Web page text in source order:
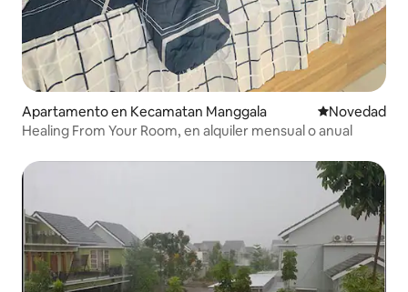
Apartamento en Kecamatan Manggala Lugar para
Novedad
Healing From Your Room, en alquiler mensual o anual